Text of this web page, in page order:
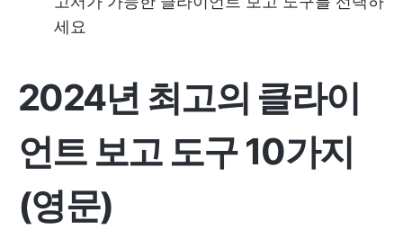
세요
2024년 최고의 클라이
언트 보고 도구 10가지
(영문)